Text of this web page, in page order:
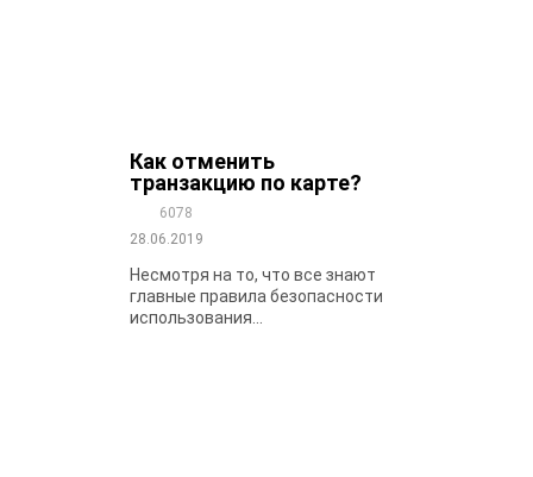
Как отменить
транзакцию по карте?
6078
28.06.2019
Несмотря на то, что все знают
главные правила безопасности
использования...